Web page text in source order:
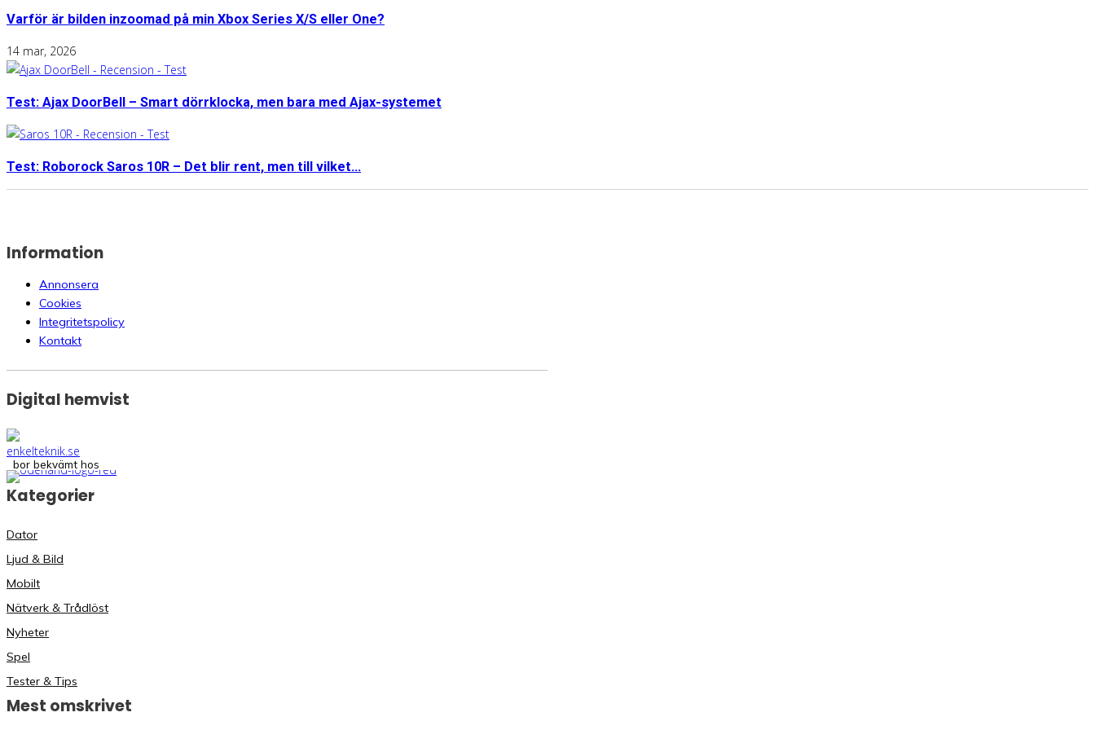
Varför är bilden inzoomad på min Xbox Series X/S eller One?
14 mar, 2026
Test: Ajax DoorBell – Smart dörrklocka, men bara med Ajax-systemet
Test: Roborock Saros 10R – Det blir rent, men till vilket...
Information
Annonsera
Cookies
Integritetspolicy
Kontakt
Digital hemvist
bor bekvämt hos
Kategorier
Dator
Ljud & Bild
Mobilt
Nätverk & Trådlöst
Nyheter
Spel
Tester & Tips
Mest omskrivet